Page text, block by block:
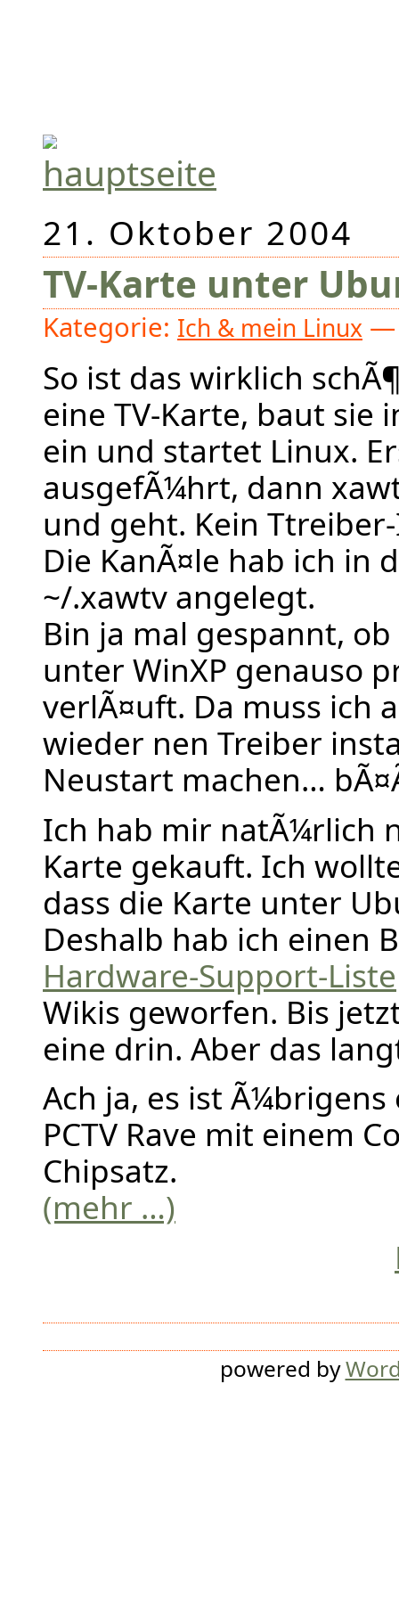
21. Oktober 2004
TV-Karte unter
Kategorie: Ich & mein Linux —
So ist das wirklich
eine TV-Karte, baut sie
ein und startet Linux.
ausgefÃ¼hrt, dann
und geht. Kein
Die KanÃ¤le hab ich in
~/.xawtv angelegt.
Bin ja mal gespannt,
unter WinXP genauso
verlÃ¤uft. Da muss ich
wieder nen Treiber
Neustart machen…
Ich hab mir natÃ¼rlich
Karte gekauft. Ich
dass die Karte unter
Deshalb hab ich einen
Hardware-Support-Liste
Wikis geworfen. Bis
eine drin. Aber das
Ach ja, es ist Ã¼brigens
PCTV Rave mit einem
Chipsatz.
(mehr …)
powered by